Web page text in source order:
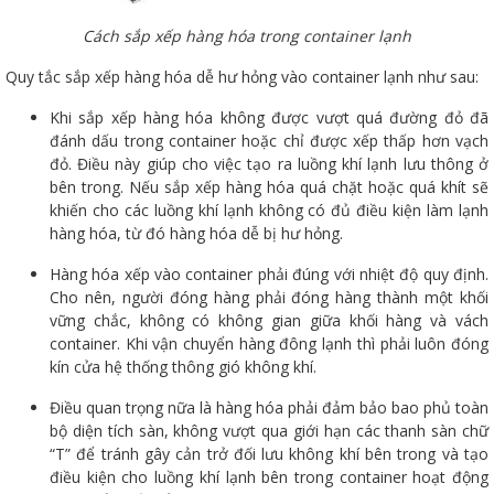
Cách sắp xếp hàng hóa trong container lạnh
Quy tắc sắp xếp hàng hóa dễ hư hỏng vào container lạnh như sau:
Khi sắp xếp hàng hóa không được vượt quá đường đỏ đã
đánh dấu trong container hoặc chỉ được xếp thấp hơn vạch
đỏ. Điều này giúp cho việc tạo ra luồng khí lạnh lưu thông ở
bên trong. Nếu sắp xếp hàng hóa quá chặt hoặc quá khít sẽ
khiến cho các luồng khí lạnh không có đủ điều kiện làm lạnh
hàng hóa, từ đó hàng hóa dễ bị hư hỏng.
Hàng hóa xếp vào container phải đúng với nhiệt độ quy định.
Cho nên, người đóng hàng phải đóng hàng thành một khối
vững chắc, không có không gian giữa khối hàng và vách
container. Khi vận chuyển hàng đông lạnh thì phải luôn đóng
kín cửa hệ thống thông gió không khí.
Điều quan trọng nữa là hàng hóa phải đảm bảo bao phủ toàn
bộ diện tích sàn, không vượt qua giới hạn các thanh sàn chữ
“T” để tránh gây cản trở đối lưu không khí bên trong và tạo
điều kiện cho luồng khí lạnh bên trong container hoạt động